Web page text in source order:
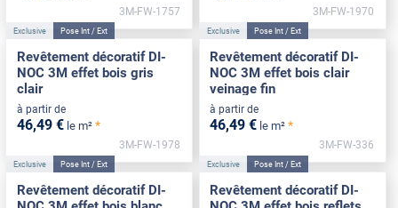
3M-FW-1757 3M-FW-1970
Exclusive Pose Int / Ext
Revêtement décoratif DI-
NOC 3M effet bois gris
clair
à partir de
46,49 € le m² *
3M-FW-1978
Exclusive Pose Int / Ext
Revêtement décoratif DI-
NOC 3M effet bois clair
veinage fin
à partir de
46,49 € le m² *
3M-FW-336
Exclusive Pose Int / Ext
Revêtement décoratif DI-
Exclusive Pose Int / Ext
Revêtement décoratif DI-